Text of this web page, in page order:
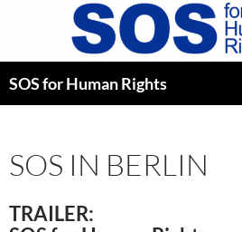
SOS for Human Rights
SOS IN BERLIN
TRAILER: